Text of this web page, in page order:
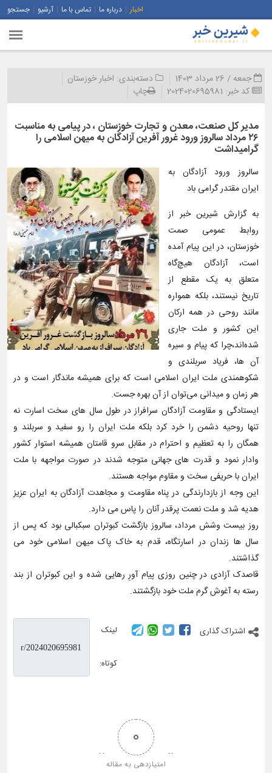
اخبار درباره ما تماس با ما آرشیو جستجو
جمعه / 26 مرداد 1403 دسته‌بندی: اخبار خوزستان
کد خبر: 2024020695981 چاپ
مدیر کل صنعت، معدن و تجارت خوزستان ، در پیامی به مناسبت
۲۶ مرداد سالروز ورود غرور آفرین آزادگان به میهن اسلامی را
گرامیداشت
سالروز ورود آزادگان به
ایران مقتدر گرامی باد
به گزارش شیرین خبر از
روابط عمومی صمت
خوزستان، در این پیام آمده
است، آزادگان هیچ‌گاه
متعلق به یک مقطع از
تاریخ نیستند، بلکه همواره
مانند روحی در همه ارکان
این کشور و ملت جاری
شده‌اند،چرا که پیام و سیره
آن ها، فریاد سربلندی و
شکوهمندی ملت ایران اسلامی است که برای همیشه ماندگار است و در
هر زمان و میدانی می‌توان از آن بهره جست.
ایستادگی و مقاومت آزادگان سرافراز در طول سال های سخت اسارت نه
تنها روحیه دشمن را خرد کرد بلکه ملت ایران را رو سفید و سربلند و
همگان را به تعظیم و احترام در مقابل سرو قامتان همیشه استوار کشور
وادار نمود و قدرت های جهانی متوجه شدند در صورت مواجهه با ملت
ایران با حریفی سخت و مقاوم مواجه هستند.
این وجه از بازدارندگی در پناه مقاومت و مجاهدت آزادگان به ایران عزیز
هدیه شد و ملت نعمت پرقدر آنان را پاس می دارد.
روز بیست وشش مرداد، سالروز بازگشت کبوتران سبکبالی بود که پس از
سال ها زندان در اسارتگاه، قدم به خاک پاک میهن اسلامی خود می
گذاشتند.
قاصدک آزادی در چنین روزی پیام آورِ رهایی شده و این کبوتران از بند
رسته به آغوش گرم ملت خود بازگشتند.
اشتراک گذاری لینک
کوتاه:
0
امتیازدهی به مقاله